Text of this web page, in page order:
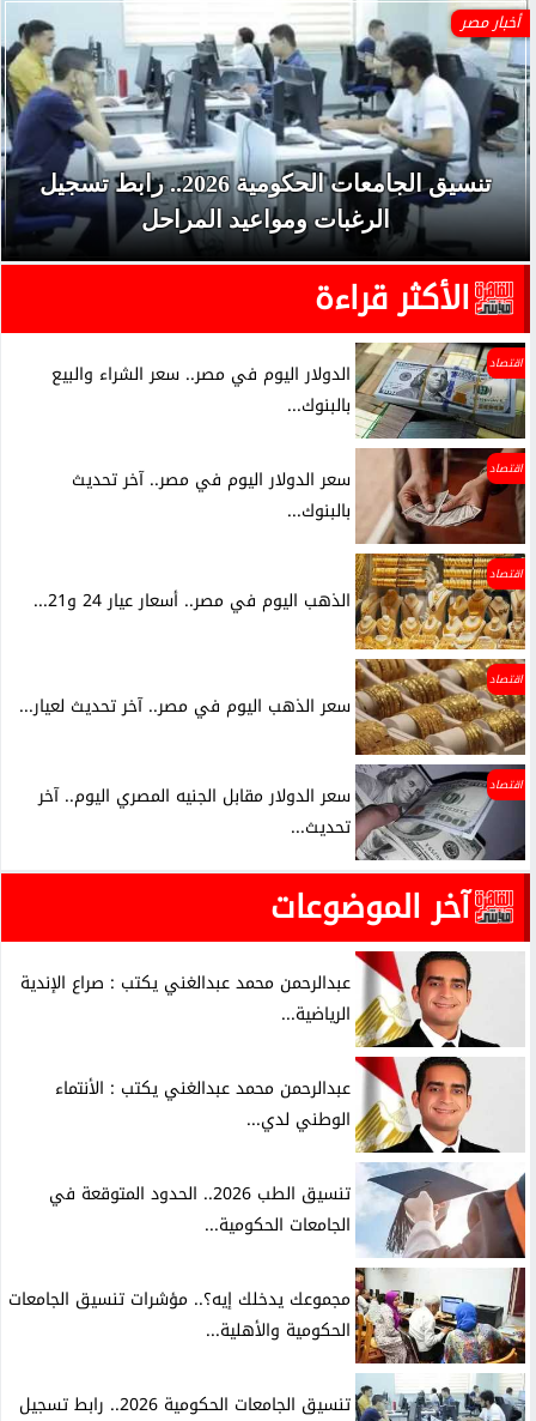
أخبار مصر
تنسيق الجامعات الحكومية 2026.. رابط تسجيل
الرغبات ومواعيد المراحل
الأكثر قراءة
اقتصاد
الدولار اليوم في مصر.. سعر الشراء والبيع
بالبنوك...
اقتصاد
سعر الدولار اليوم في مصر.. آخر تحديث
بالبنوك...
اقتصاد
الذهب اليوم في مصر.. أسعار عيار 24 و21...
اقتصاد
سعر الذهب اليوم في مصر.. آخر تحديث لعيار...
اقتصاد
سعر الدولار مقابل الجنيه المصري اليوم.. آخر
تحديث...
آخر الموضوعات
عبدالرحمن محمد عبدالغني يكتب : صراع الإندية
الرياضية...
عبدالرحمن محمد عبدالغني يكتب : الأنتماء
الوطني لدي...
تنسيق الطب 2026.. الحدود المتوقعة في
الجامعات الحكومية...
مجموعك يدخلك إيه؟.. مؤشرات تنسيق الجامعات
الحكومية والأهلية...
تنسيق الجامعات الحكومية 2026.. رابط تسجيل